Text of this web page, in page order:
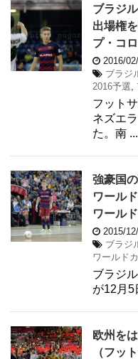
ブラジ
出場権
プ・コ
2016/
ブラジ
2016予選
フット
ネズエ
た。南 ...
強豪国
ワール
ワール
2015/
ブラジ
ワールド
ブラジ
が12月5
欧州を
（フッ